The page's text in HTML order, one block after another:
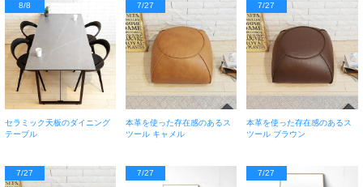
8/8
セラミック天板のダイニング
テーブル
7/27
本革を使った存在感のあるス
ツール キャメル
7/27
本革を使った存在感のあるス
ツール ブラウン
7/27 7/27 7/27